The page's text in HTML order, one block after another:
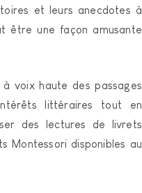
et leurs anecdotes à
être une façon amusante
voix haute des passages
littéraires tout en
des lectures de livrets
Montessori disponibles au